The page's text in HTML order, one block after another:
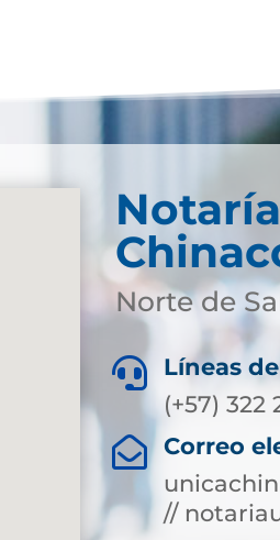
Norte de

Líneas
(+57) 322

Correo
//